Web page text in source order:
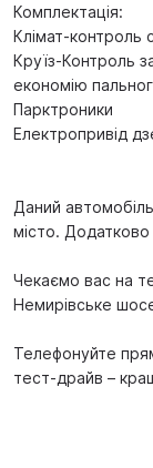
Комплектація:
Клімат-контроль
Круїз-Контроль
економію
Парктроники
Електропривід
Даний
місто.
Чекаємо вас на
Немирівське
Телефонуйте
тест-драйв –